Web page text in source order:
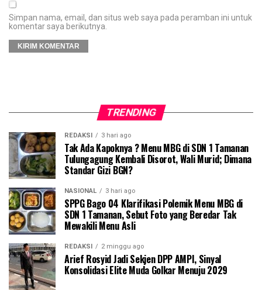
Simpan nama, email, dan situs web saya pada peramban ini untuk
komentar saya berikutnya.
TRENDING
REDAKSI 3 hari ago
Tak Ada Kapoknya ? Menu MBG di SDN 1 Tamanan
Tulungagung Kembali Disorot, Wali Murid; Dimana
Standar Gizi BGN?
NASIONAL 3 hari ago
SPPG Bago 04 Klarifikasi Polemik Menu MBG di
SDN 1 Tamanan, Sebut Foto yang Beredar Tak
Mewakili Menu Asli
REDAKSI 2 minggu ago
Arief Rosyid Jadi Sekjen DPP AMPI, Sinyal
Konsolidasi Elite Muda Golkar Menuju 2029